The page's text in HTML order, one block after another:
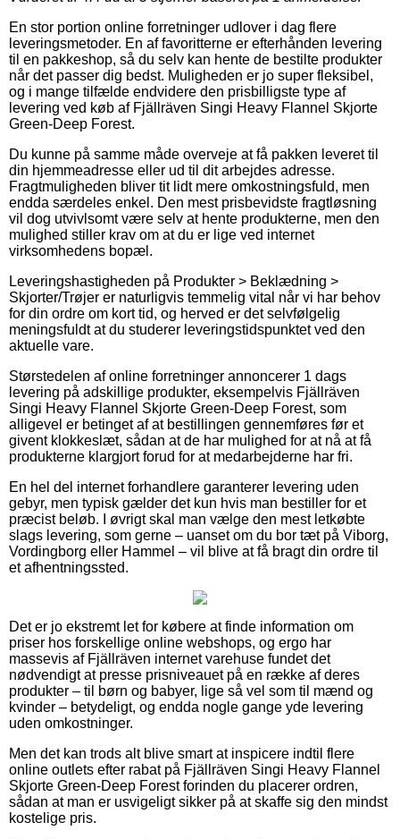
En stor portion online forretninger udlover i dag flere
leveringsmetoder. En af favoritterne er efterhånden levering
til en pakkeshop, så du selv kan hente de bestilte produkter
når det passer dig bedst. Muligheden er jo super fleksibel,
og i mange tilfælde endvidere den prisbilligste type af
levering ved køb af Fjällräven Singi Heavy Flannel Skjorte
Green-Deep Forest.
Du kunne på samme måde overveje at få pakken leveret til
din hjemmeadresse eller ud til dit arbejdes adresse.
Fragtmuligheden bliver tit lidt mere omkostningsfuld, men
endda særdeles enkel. Den mest prisbevidste fragtløsning
vil dog utvivlsomt være selv at hente produkterne, men den
mulighed stiller krav om at du er lige ved internet
virksomhedens bopæl.
Leveringshastigheden på Produkter > Beklædning >
Skjorter/Trøjer er naturligvis temmelig vital når vi har behov
for din ordre om kort tid, og herved er det selvfølgelig
meningsfuldt at du studerer leveringstidspunktet ved den
aktuelle vare.
Størstedelen af online forretninger annoncerer 1 dags
levering på adskillige produkter, eksempelvis Fjällräven
Singi Heavy Flannel Skjorte Green-Deep Forest, som
alligevel er betinget af at bestillingen gennemføres før et
givent klokkeslæt, sådan at de har mulighed for at nå at få
produkterne klargjort forud for at medarbejderne har fri.
En hel del internet forhandlere garanterer levering uden
gebyr, men typisk gælder det kun hvis man bestiller for et
præcist beløb. I øvrigt skal man vælge den mest letkøbte
slags levering, som gerne – uanset om du bor tæt på Viborg,
Vordingborg eller Hammel – vil blive at få bragt din ordre til
et afhentningssted.
Det er jo ekstremt let for købere at finde information om
priser hos forskellige online webshops, og ergo har
massevis af Fjällräven internet varehuse fundet det
nødvendigt at presse prisniveauet på en række af deres
produkter – til børn og babyer, lige så vel som til mænd og
kvinder – betydeligt, og endda nogle gange yde levering
uden omkostninger.
Men det kan trods alt blive smart at inspicere indtil flere
online outlets efter rabat på Fjällräven Singi Heavy Flannel
Skjorte Green-Deep Forest forinden du placerer ordren,
sådan at man er usvigeligt sikker på at skaffe sig den mindst
kostelige pris.